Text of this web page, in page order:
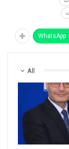
WhatsApp
All